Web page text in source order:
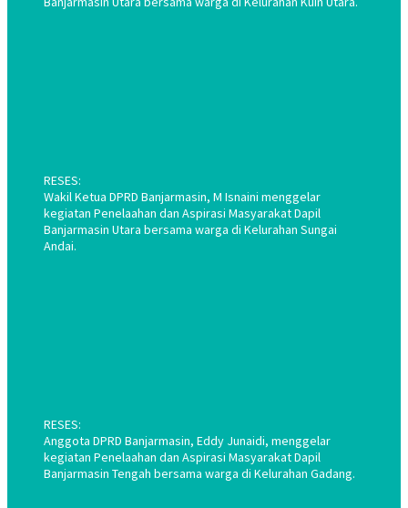
RESES:
Wakil Ketua DPRD Banjarmasin, M Isnaini menggelar
kegiatan Penelaahan dan Aspirasi Masyarakat Dapil
Banjarmasin Utara bersama warga di Kelurahan Sungai
Andai.
RESES:
Anggota DPRD Banjarmasin, Eddy Junaidi, menggelar
kegiatan Penelaahan dan Aspirasi Masyarakat Dapil
Banjarmasin Tengah bersama warga di Kelurahan Gadang.